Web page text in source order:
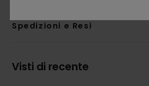
Spedizioni e Resi
Visti di recente